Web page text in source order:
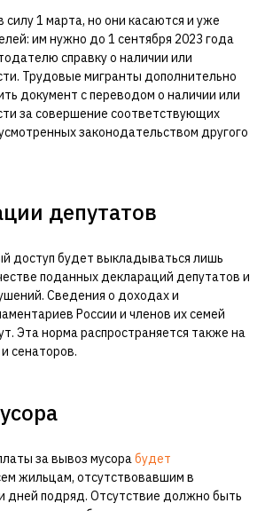
силу 1 марта, но они касаются и уже
им нужно до 1 сентября 2023 года
справку о наличии или
Трудовые мигранты дополнительно
документ с переводом о наличии или
за совершение соответствующих
законодательством другого
депутатов
доступ будет выкладываться лишь
поданных деклараций депутатов и
Сведения о доходах и
России и членов их семей
Эта норма распространяется также на
сенаторов.
за вывоз мусорабудет
жильцам, отсутствовавшим в
дней подряд. Отсутствие должно быть